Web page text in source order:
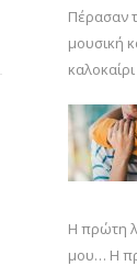
Πέρασαν
μουσική
Η πρώτη
μου… Η